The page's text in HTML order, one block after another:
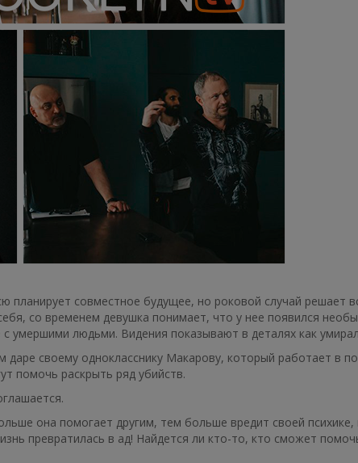
совместное будущее, но роковой случай решает
со временем девушка понимает, что у нее появился
умершими людьми. Видения показывают в деталях как
даре своему однокласснику Макарову, который работает в
помочь раскрыть ряд убийств.
она помогает другим, тем больше вредит своей психике,
превратилась в ад! Найдется ли кто-то, кто сможет